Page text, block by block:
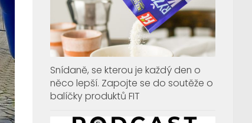
Snídaně, se kterou je každý den o
něco lepší. Zapojte se do soutěže o
balíčky produktů FIT